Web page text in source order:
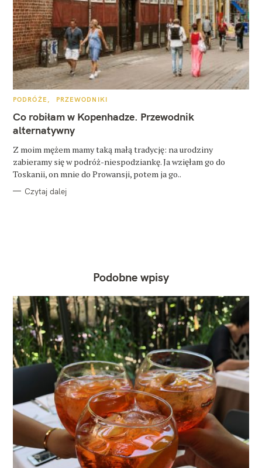
K
T
E
G
O
I
E
PODRÓŻE PRZEWODNIKI
Co robiłam w Kopenhadze. Przewodnik
alternatywny
Z moim mężem mamy taką małą tradycję: na urodziny
zabieramy się w podróż-niespodziankę. Ja wzięłam go do
Toskanii, on mnie do Prowansji, potem ja go..
Czytaj dalej
Podobne wpisy